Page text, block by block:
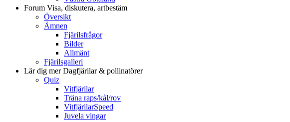
Forum Visa, diskutera, artbestäm
Översikt
Ämnen
Fjärilsfrågor
Bilder
Allmänt
Fjärilsgalleri
Lär dig merDagfjärilar & pollinatörer
Quiz
Vitfjärilar
Träna raps/kål/rov
VitfjärilarSpeed
Juvela vingar